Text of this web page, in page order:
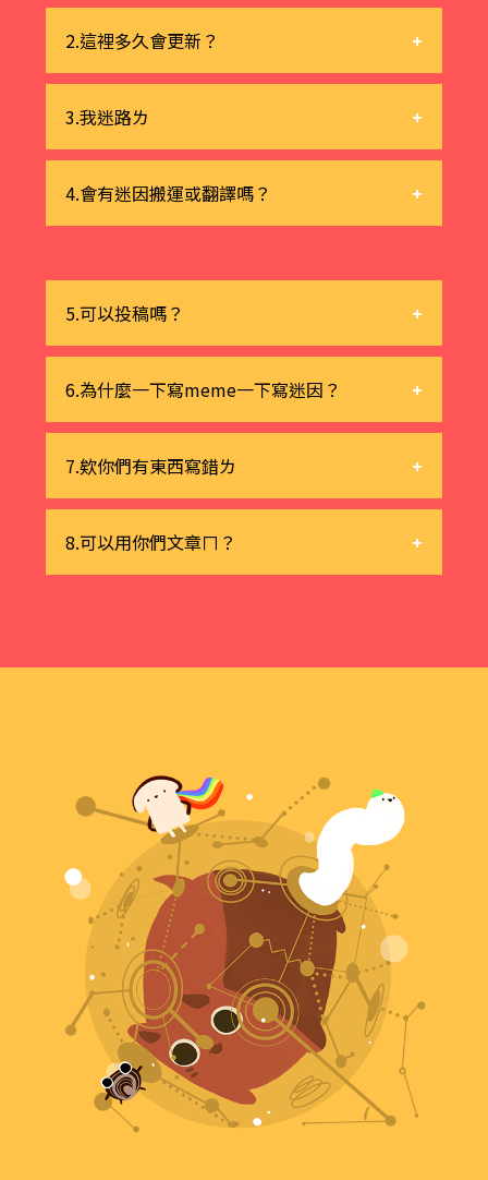
是由ㄇ團隊架設的meme主題網站，
2.這裡多久會更新？
迷因科普文一週兩次，其他內容不定時
3.我迷路ㄌ
網站地圖自行取用↓
+其他優質內容
FAQ→你正在看
們
4.會有迷因搬運或翻譯嗎？
有。（網站不會有）
5.可以投稿嗎？
ㄅ行喔，ㄅ歉。
6.為什麼一下寫meme一下寫迷因？
爽。
7.欸你們有東西寫錯ㄌ
可以用底下那個留言，或是粉專私訊。
8.可以用你們文章ㄇ？
產權感謝您。